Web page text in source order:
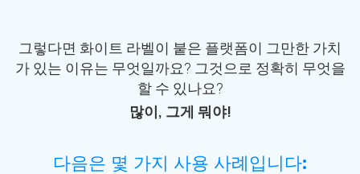
그렇다면 화이트 라벨이 붙은 플랫폼이 그만한 가치
가 있는 이유는 무엇일까요? 그것으로 정확히 무엇을
할 수 있나요?
많이, 그게 뭐야!
다음은 몇 가지 사용 사례입니다: